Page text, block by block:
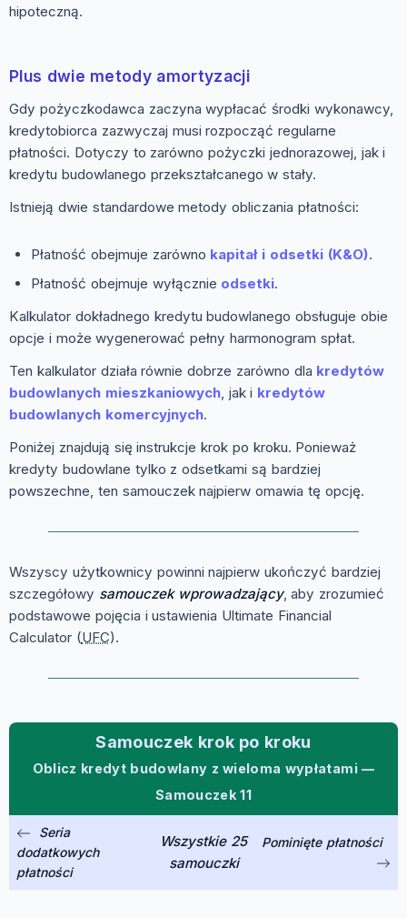
hipoteczną.
Plus dwie metody amortyzacji
Gdy pożyczkodawca zaczyna wypłacać środki wykonawcy,
kredytobiorca zazwyczaj musi rozpocząć regularne
płatności. Dotyczy to zarówno pożyczki jednorazowej, jak i
kredytu budowlanego przekształcanego w stały.
Istnieją dwie standardowe metody obliczania płatności:
Płatność obejmuje zarówno kapitał i odsetki (K&O).
Płatność obejmuje wyłącznie odsetki.
Kalkulator dokładnego kredytu budowlanego obsługuje obie
opcje i może wygenerować pełny harmonogram spłat.
Ten kalkulator działa równie dobrze zarówno dla kredytów
budowlanych mieszkaniowych, jak i kredytów
budowlanych komercyjnych.
Poniżej znajdują się instrukcje krok po kroku. Ponieważ
kredyty budowlane tylko z odsetkami są bardziej
powszechne, ten samouczek najpierw omawia tę opcję.
Wszyscy użytkownicy powinni najpierw ukończyć bardziej
szczegółowy samouczek wprowadzający, aby zrozumieć
podstawowe pojęcia i ustawienia Ultimate Financial
Calculator (UFC).
Samouczek krok po kroku
Oblicz kredyt budowlany z wieloma wypłatami —
Samouczek 11
Seria
dodatkowych
płatności
Wszystkie 25
samouczki
Pominięte płatności